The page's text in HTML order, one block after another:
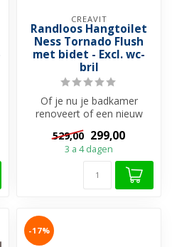
CREAVIT
Randloos Hangtoilet
Ness Tornado Flush
met bidet - Excl. wc-
bril
Of je nu je badkamer
renoveert of een nieuw
project opstart, het Creavit
Ness ra...
529,00 299,00
3 a 4 dagen
-17%